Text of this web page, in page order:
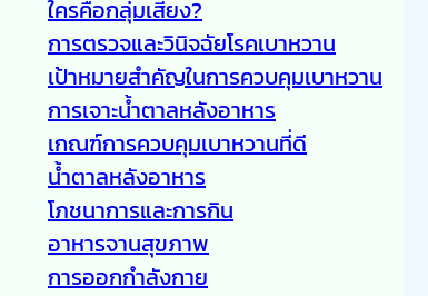
ใครคือกลุ่มเสี่ยง?
การตรวจและวินิจฉัยโรคเบาหวาน
เป้าหมายสำคัญในการควบคุมเบาหวาน
การเจาะน้ำตาลหลังอาหาร
เกณฑ์การควบคุมเบาหวานที่ดี
น้ำตาลหลังอาหาร
โภชนาการและการกิน
อาหารจานสุขภาพ
การออกกำลังกาย